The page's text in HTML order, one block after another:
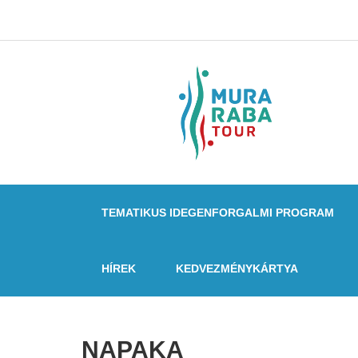
TEMATIKUS IDEGENFORGALMI PROGRAM
HÍREK KEDVEZMÉNYKÁRTYA
NAPAKA